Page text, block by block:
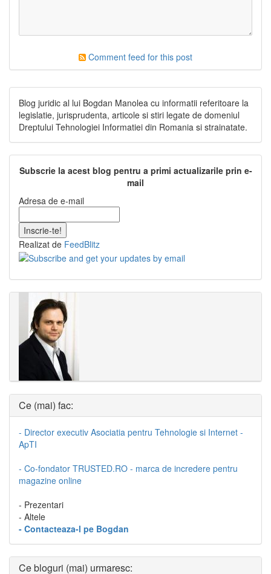
Comment feed for this post
Blog juridic al lui Bogdan Manolea cu informatii referitoare la
legislatie, jurisprudenta, articole si stiri legate de domeniul
Dreptului Tehnologiei Informatiei din Romania si strainatate.
Subscrie la acest blog pentru a primi actualizarile prin e-
mail
Adresa de e-mail
Realizat de FeedBlitz
Ce (mai) fac:
- Director executiv Asociatia pentru Tehnologie si Internet -
ApTI
- Co-fondator TRUSTED.RO - marca de incredere pentru
magazine online
- Prezentari
- Altele
- Contacteaza-l pe Bogdan
Ce bloguri (mai) urmaresc: